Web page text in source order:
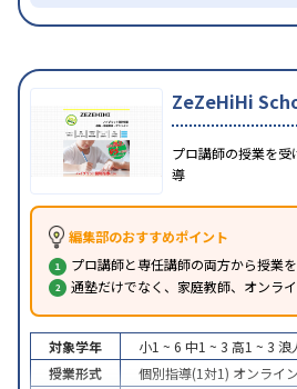
ZeZeHiHi
プロ講師の授業を
導
編集部のおすすめポイント
プロ講師と専任講師の両方から授業
通塾だけでなく、家庭教師、オンラ
対象学年 小1 ~ 6 中1 ~ 3 高1 ~ 3 浪
授業形式
個別指導(1対1) オンライ